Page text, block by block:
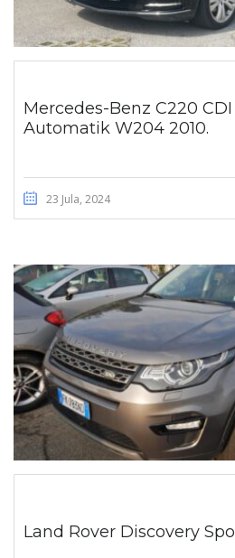
Mercedes-Benz C220
Automatik W204 2010.
23 Jula, 2024
Land Rover Discovery